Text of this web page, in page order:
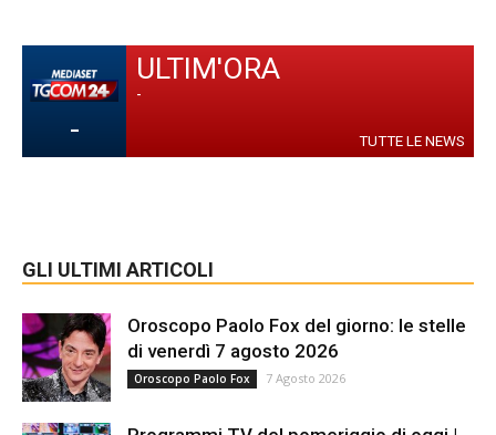
-
ULTIM'ORA
-
TUTTE LE NEWS
GLI ULTIMI ARTICOLI
Oroscopo Paolo Fox del giorno: le stelle
di venerdì 7 agosto 2026
Oroscopo Paolo Fox 7 Agosto 2026